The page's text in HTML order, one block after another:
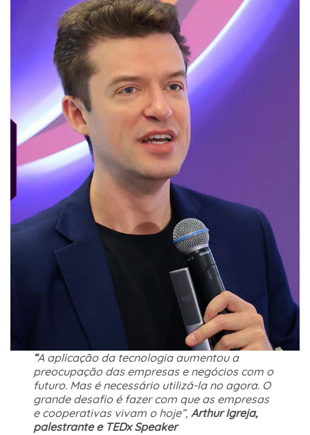
“A aplicação da tecnologia aumentou a
preocupação das empresas e negócios com o
futuro. Mas é necessário utilizá-la no agora. O
grande desafio é fazer com que as empresas
e cooperativas vivam o hoje”, Arthur Igreja,
palestrante e TEDx Speaker